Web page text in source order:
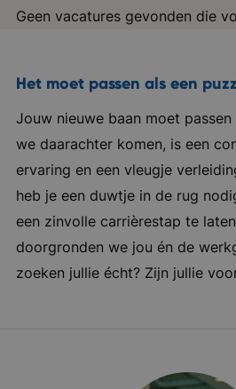
Geen vacatures gevonden die
Het moet passen als een
Jouw nieuwe baan moet
we daarachter komen, is een
ervaring en een vleugje
heb je een duwtje in de rug
een zinvolle carrièrestap te
doorgronden we jou én de
zoeken jullie écht? Zijn jullie